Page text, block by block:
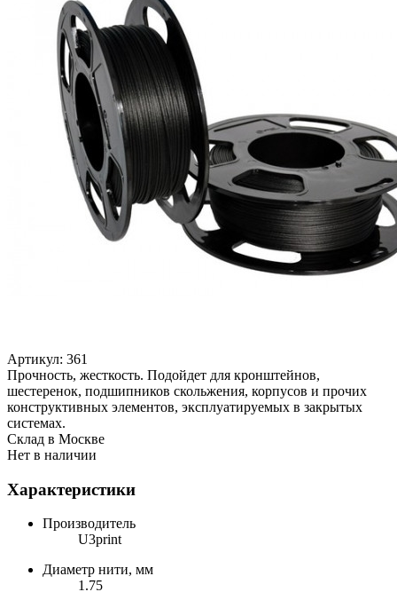
Артикул: 361
Прочность, жесткость. Подойдет для кронштейнов,
шестеренок, подшипников скольжения, корпусов и прочих
конструктивных элементов, эксплуатируемых в закрытых
системах.
Cклад в Москве
Нет в наличии
Характеристики
Производитель
U3print
Диаметр нити, мм
1.75